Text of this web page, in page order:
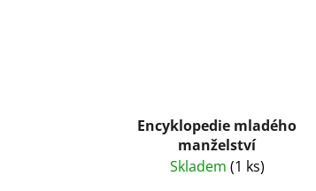
Encyklopedie mladého
manželství
Skladem (1 ks)